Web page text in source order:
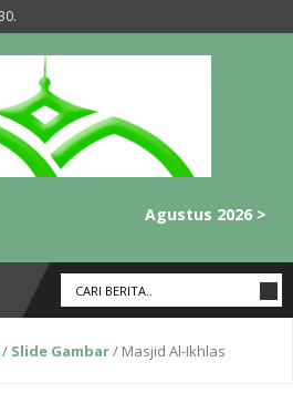
Agustus 2026 >
/ Slide Gambar/ Masjid Al-Ikhlas